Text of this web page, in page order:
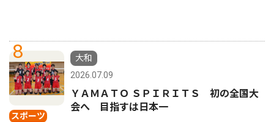
8
スポーツ
大和
2026.07.09
ＹＡＭＡＴＯ ＳＰＩＲＩＴＳ 初の全国大
会へ 目指すは日本一